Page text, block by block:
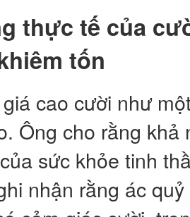
thực tế của
tốn
cao cười như
Ông cho rằng
sức khỏe tinh
nhận rằng ác